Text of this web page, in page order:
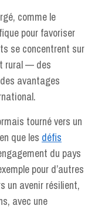
comme le
pour favoriser
se concentrent sur
rural — des
avantages
tourné vers un
que les défis
du pays
pour d’autres
un avenir résilient,
avec une